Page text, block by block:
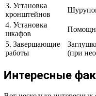
3. Установка
кронштейнов
4. Установка
шкафов
5. Завершающие
работы
(при
Интересные